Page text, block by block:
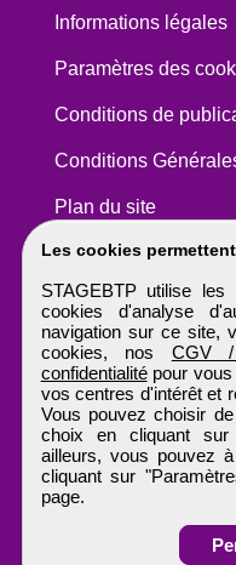
Les cookies
STAGEBTP utilise
cookies d'analyse
navigation sur ce site,
cookies, nos CGV
confidentialitépour vous
vos centres d'intérêt et
Vous pouvez choisir
choix en cliquant sur
ailleurs, vous pouvez
cliquant sur
page.
Informations légales
Paramètres des
Conditions de
Conditions
Plan du site